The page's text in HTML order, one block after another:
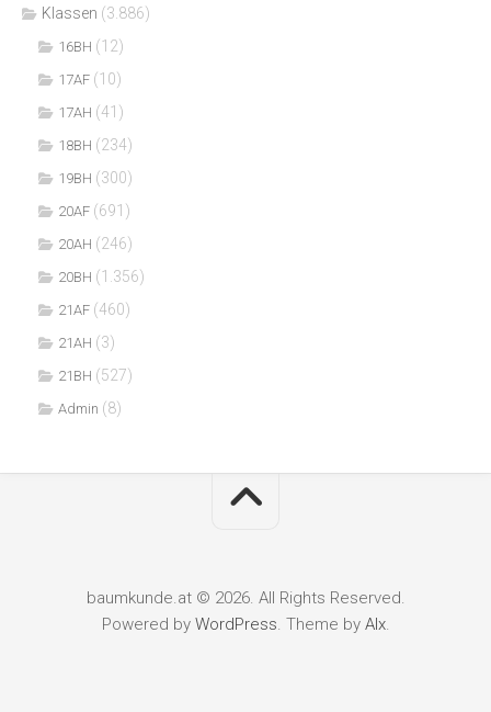
Klassen (3.886)
16BH (12)
17AF (10)
17AH (41)
18BH (234)
19BH (300)
20AF (691)
20AH (246)
20BH (1.356)
21AF (460)
21AH (3)
21BH (527)
Admin (8)
baumkunde.at © 2026. All Rights Reserved.
Powered by WordPress. Theme by Alx.